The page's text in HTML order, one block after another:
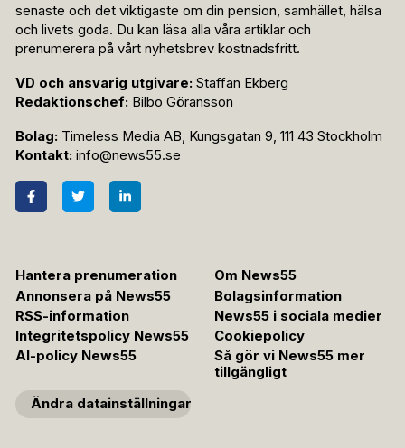
senaste och det viktigaste om din pension, samhället, hälsa
och livets goda. Du kan läsa alla våra artiklar och
prenumerera på vårt nyhetsbrev kostnadsfritt.
VD och ansvarig utgivare: Staffan Ekberg
Redaktionschef: Bilbo Göransson
Bolag: Timeless Media AB, Kungsgatan 9, 111 43 Stockholm
Kontakt: info@news55.se
Hantera prenumeration
Om News55
Annonsera på News55
Bolagsinformation
RSS-information
News55 i sociala medier
Integritetspolicy News55
Cookiepolicy
AI-policy News55
Så gör vi News55 mer
tillgängligt
Ändra datainställningar